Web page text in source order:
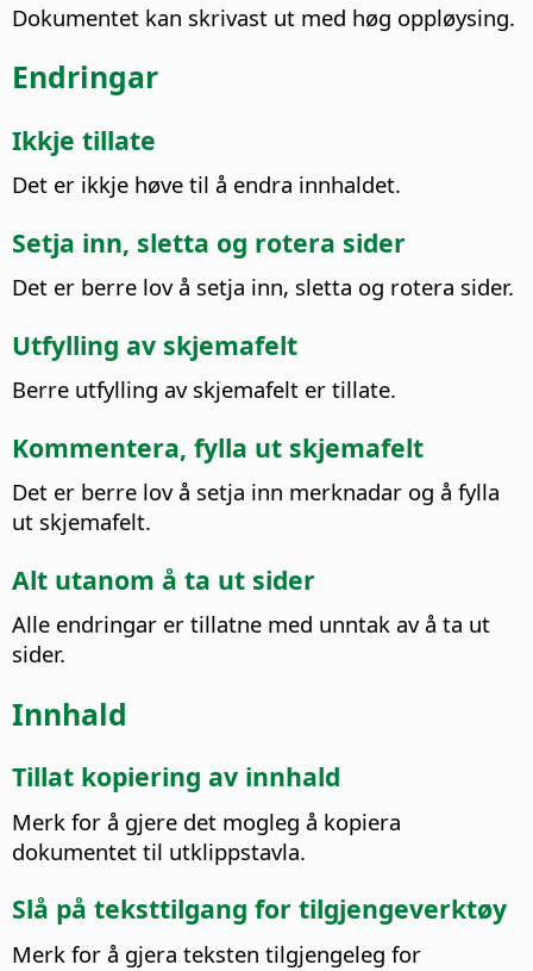
Dokumentet kan skrivast ut med høg oppløysing.
Endringar
Ikkje tillate
Det er ikkje høve til å endra innhaldet.
Setja inn, sletta og rotera sider
Det er berre lov å setja inn, sletta og rotera sider.
Utfylling av skjemafelt
Berre utfylling av skjemafelt er tillate.
Kommentera, fylla ut skjemafelt
Det er berre lov å setja inn merknadar og å fylla
ut skjemafelt.
Alt utanom å ta ut sider
Alle endringar er tillatne med unntak av å ta ut
sider.
Innhald
Tillat kopiering av innhald
Merk for å gjere det mogleg å kopiera
dokumentet til utklippstavla.
Slå på teksttilgang for tilgjengeverktøy
Merk for å gjera teksten tilgjengeleg for